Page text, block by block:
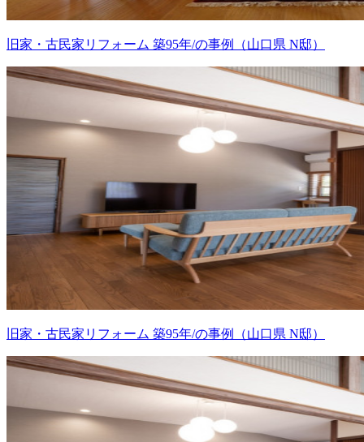
旧家・古民家リフォーム 築95年/の事例（山口県 N邸）
旧家・古民家リフォーム 築95年/の事例（山口県 N邸）